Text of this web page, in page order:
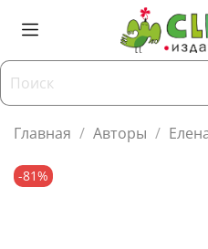
Главная Авторы
-81%